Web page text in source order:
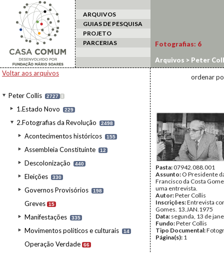
ARQUIVOS
GUIAS DE PESQUISA
PROJETO
PARCERIAS
Voltar aos arquivos
Peter Collis 2727 I
1.Estado Novo 229
2.Fotografias da Revolução 2498
Acontecimentos históricos 155
Assembleia Constituinte 12
Descolonização 440
Eleições 330
Governos Provisórios 198
Greves 15
Manifestações 335
Movimentos políticos e culturais 14
Operação Verdade 66
Fotografias: 6
Arquivos > Peter
ordenar
Pasta:07942.088.001
Assunto: O Presidente
Francisco da Costa
uma entrevista.
Autor:Peter Collis
Inscrições:Entrevista
Gomes. 13.JAN.1975
Data: segunda, 13 de
Fundo:Peter Collis
Tipo Documental:
Página(s): 1